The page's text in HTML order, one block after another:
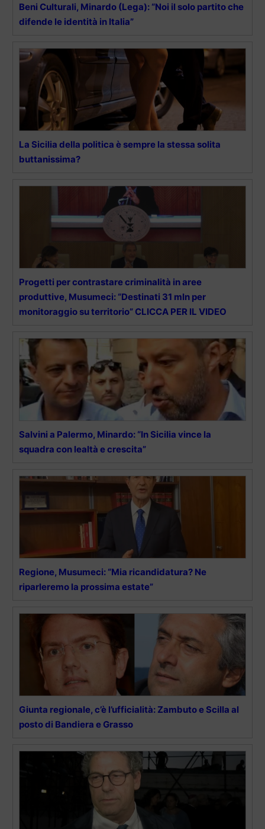
Beni Culturali, Minardo (Lega): “Noi il solo partito che
difende le identità in Italia”
La Sicilia della politica è sempre la stessa solita
buttanissima?
Progetti per contrastare criminalità in aree
produttive, Musumeci: “Destinati 31 mln per
monitoraggio su territorio” CLICCA PER IL VIDEO
Salvini a Palermo, Minardo: “In Sicilia vince la
squadra con lealtà e crescita”
Regione, Musumeci: “Mia ricandidatura? Ne
riparleremo la prossima estate”
Giunta regionale, c’è l’ufficialità: Zambuto e Scilla al
posto di Bandiera e Grasso